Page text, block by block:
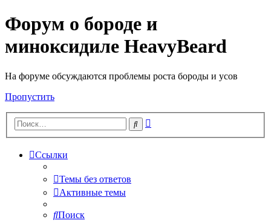
Форум о бороде и
миноксидиле HeavyBeard
На форуме обсуждаются проблемы роста бороды и усов
Пропустить
Поиск
Ссылки
Темы без ответов
Активные темы
Поиск